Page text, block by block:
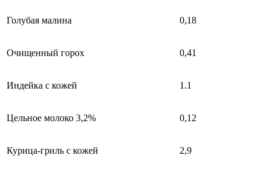
Голубая малина 0,18
Очищенный горох 0,41
Индейка с кожей 1.1
Цельное молоко 3,2% 0,12
Курица-гриль с кожей 2,9